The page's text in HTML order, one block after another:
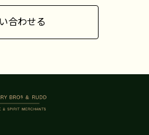
合わせる
& RUDD